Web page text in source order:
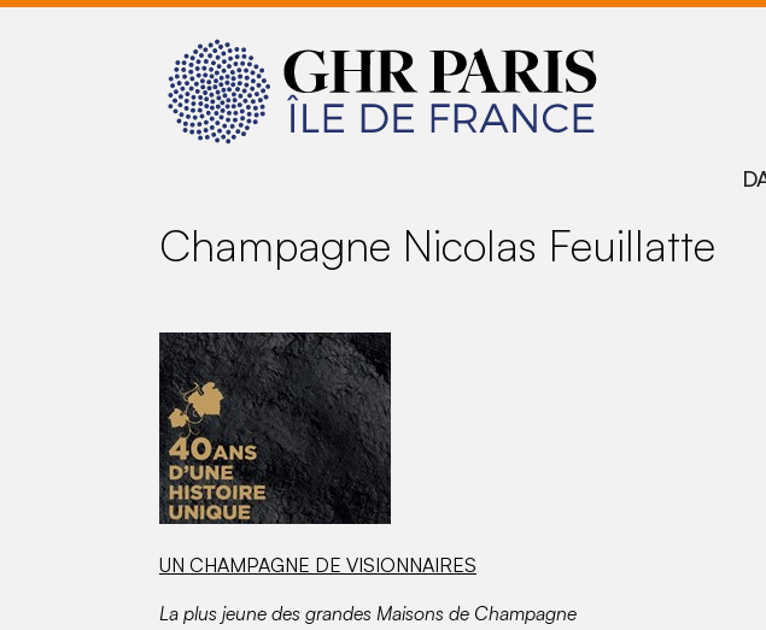
Champagne Nicolas Feuillatte
UN CHAMPAGNE DE VISIONNAIRES
La plus jeune des grandes Maisons de Champagne